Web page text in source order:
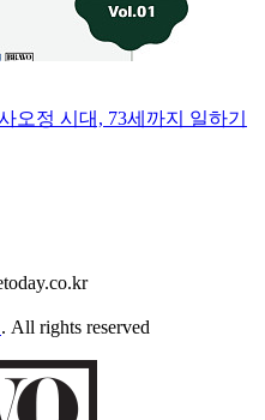
오정 시대, 73세까지 일하기
. All rights reserved